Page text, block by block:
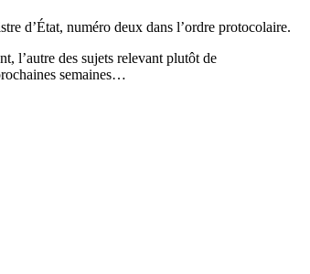
d’État, numéro deux dans l’ordre protocolaire.
l’autre des sujets relevant plutôt de
semaines…